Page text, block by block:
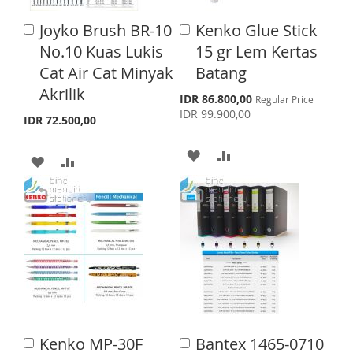
I
S
H
L
I
T
O
M
P
A
R
S
H
L
I
T
M
P
A
R
Joyko Brush BR-10
No.10 Kuas Lukis
Cat Air Cat Minyak
Akrilik
IDR 72.500,00
A
d
d
t
o
C
a
A
D
D
T
O
W
D
D
O
C
Kenko Glue Stick
15 gr Lem Kertas
Batang
S
p
e
P
r
IDR 86.800,00 Regular Price
IDR 99.900,00
A
d
C
a
tA
D
D
T
O
W
I
S
D
D
T
O
C
O
M
Kenko MP-30F
A
Bantex 1465-0710
A